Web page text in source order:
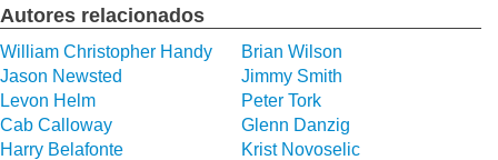
Autores relacionados
William Christopher Handy
Brian Wilson
Jason Newsted
Jimmy Smith
Levon Helm
Peter Tork
Cab Calloway
Glenn Danzig
Harry Belafonte
Krist Novoselic